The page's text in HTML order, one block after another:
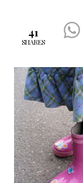
green
41
SHARES